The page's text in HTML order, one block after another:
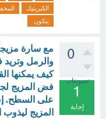
الكبريتيك
يتكون
0
تصويتات
1
إجابة
مع سارة
والرمل
فض المزيج
على السطح.
المزيج